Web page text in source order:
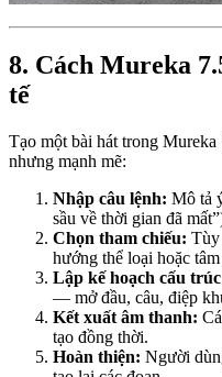
8. Cách Mureka
tế
Tạo một bài hát trong
nhưng mạnh mẽ:
Nhập câu lệnh: Mô tả
sầu về thời gian đã
Chọn tham chiếu: Tùy
hướng thể loại hoặc
Lập kế hoạch cấu
— mở đầu, câu, điệp
Kết xuất âm thanh:
tạo đồng thời.
Hoàn thiện: Người